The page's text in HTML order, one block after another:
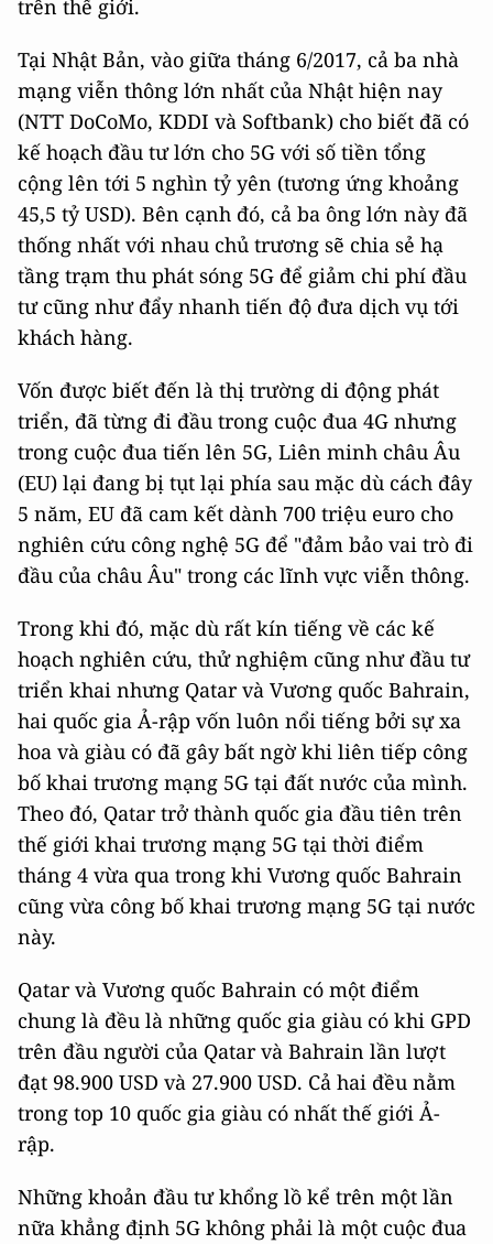
trên thế giới.
Tại Nhật Bản, vào giữa tháng 6/2017, cả ba nhà
mạng viễn thông lớn nhất của Nhật hiện nay
(NTT DoCoMo, KDDI và Softbank) cho biết đã có
kế hoạch đầu tư lớn cho 5G với số tiền tổng
cộng lên tới 5 nghìn tỷ yên (tương ứng khoảng
45,5 tỷ USD). Bên cạnh đó, cả ba ông lớn này đã
thống nhất với nhau chủ trương sẽ chia sẻ hạ
tầng trạm thu phát sóng 5G để giảm chi phí đầu
tư cũng như đẩy nhanh tiến độ đưa dịch vụ tới
khách hàng.
Vốn được biết đến là thị trường di động phát
triển, đã từng đi đầu trong cuộc đua 4G nhưng
trong cuộc đua tiến lên 5G, Liên minh châu Âu
(EU) lại đang bị tụt lại phía sau mặc dù cách đây
5 năm, EU đã cam kết dành 700 triệu euro cho
nghiên cứu công nghệ 5G để "đảm bảo vai trò đi
đầu của châu Âu" trong các lĩnh vực viễn thông.
Trong khi đó, mặc dù rất kín tiếng về các kế
hoạch nghiên cứu, thử nghiệm cũng như đầu tư
triển khai nhưng Qatar và Vương quốc Bahrain,
hai quốc gia Ả-rập vốn luôn nổi tiếng bởi sự xa
hoa và giàu có đã gây bất ngờ khi liên tiếp công
bố khai trương mạng 5G tại đất nước của mình.
Theo đó, Qatar trở thành quốc gia đầu tiên trên
thế giới khai trương mạng 5G tại thời điểm
tháng 4 vừa qua trong khi Vương quốc Bahrain
cũng vừa công bố khai trương mạng 5G tại nước
này.
Qatar và Vương quốc Bahrain có một điểm
chung là đều là những quốc gia giàu có khi GPD
trên đầu người của Qatar và Bahrain lần lượt
đạt 98.900 USD và 27.900 USD. Cả hai đều nằm
trong top 10 quốc gia giàu có nhất thế giới Ả-
rập.
Những khoản đầu tư khổng lồ kể trên một lần
nữa khẳng định 5G không phải là một cuộc đua